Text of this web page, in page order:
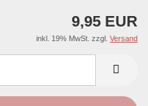
9,95 EUR
inkl. 19% MwSt. zzgl. Versand